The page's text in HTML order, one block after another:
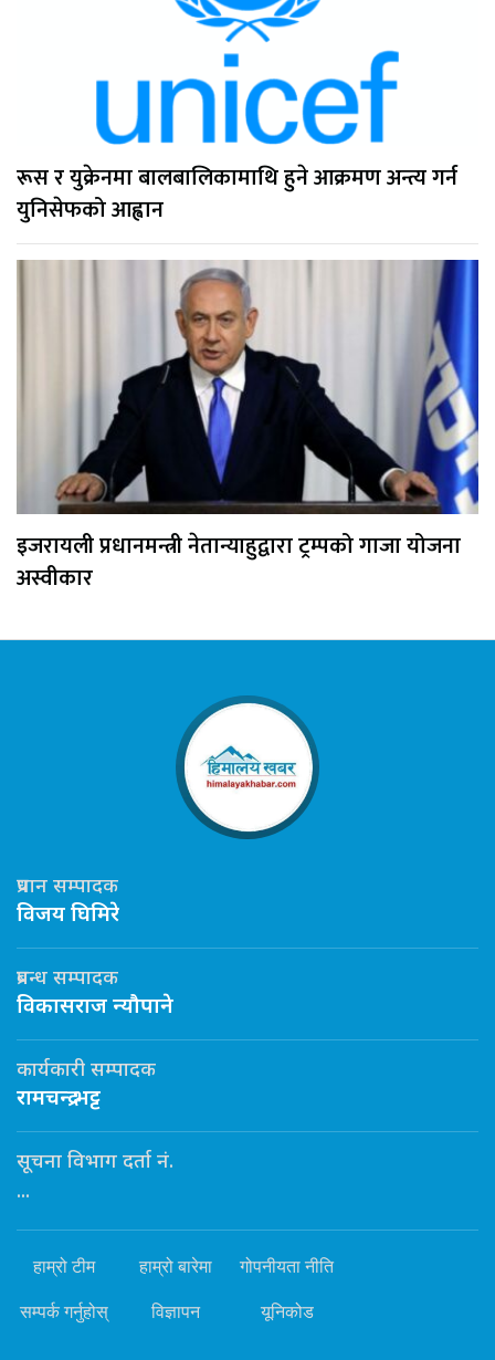
रूस र युक्रेनमा बालबालिकामाथि हुने आक्रमण अन्त्य गर्न
युनिसेफको आह्वान
इजरायली प्रधानमन्त्री नेतान्याहुद्वारा ट्रम्पको गाजा योजना
अस्वीकार
प्रधान सम्पादक
विजय घिमिरे
प्रबन्ध सम्पादक
विकासराज न्यौपाने
कार्यकारी सम्पादक
रामचन्द्र भट्ट
सूचना विभाग दर्ता नं.
...
हाम्रो टीम हाम्रो बारेमा गोपनीयता नीति
सम्पर्क गर्नुहोस् विज्ञापन यूनिकोड